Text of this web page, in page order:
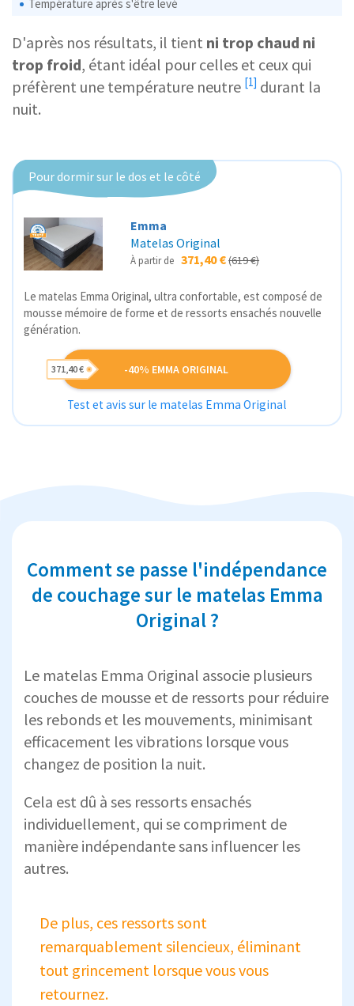
Température après s'être levé
D'après nos résultats, il tient ni trop chaud ni
trop froid, étant idéal pour celles et ceux qui
préfèrent une température neutre [1] durant la
nuit.
Pour dormir sur le dos et le côté
Emma
Matelas Original
À partir de371,40 €(619 €)
Le matelas Emma Original, ultra confortable, est composé de
mousse mémoire de forme et de ressorts ensachés nouvelle
génération.
-40% EMMA ORIGINAL
371,40 €
Test et avis sur le matelas Emma Original
Comment se passe l'indépendance
de couchage sur le matelas Emma
Original ?
Le matelas Emma Original associe plusieurs
couches de mousse et de ressorts pour réduire
les rebonds et les mouvements, minimisant
efficacement les vibrations lorsque vous
changez de position la nuit.
Cela est dû à ses ressorts ensachés
individuellement, qui se compriment de
manière indépendante sans influencer les
autres.
De plus, ces ressorts sont
remarquablement silencieux, éliminant
tout grincement lorsque vous vous
retournez.